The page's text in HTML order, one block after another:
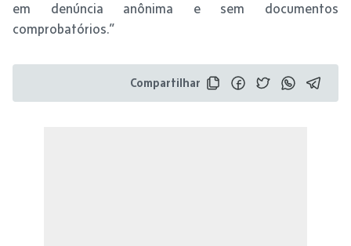
em denúncia anônima e sem documentos
comprobatórios.”
Compartilhar